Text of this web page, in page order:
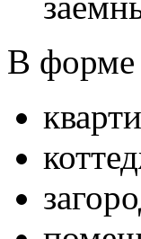
В форме